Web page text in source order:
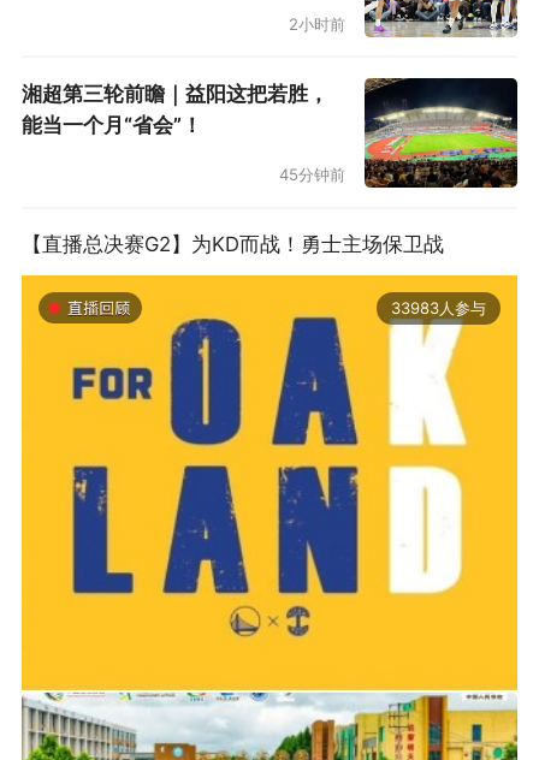
2小时前
湘超第三轮前瞻｜益阳这把若胜，
能当一个月“省会”！
45分钟前
【直播总决赛G2】为KD而战！勇士主场保卫战
33983人参与
2019-06-14 01:03